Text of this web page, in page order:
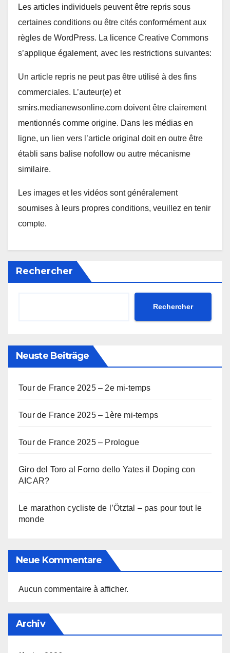
Les articles individuels peuvent être repris sous
certaines conditions ou être cités conformément aux
règles de WordPress. La licence Creative Commons
s’applique également, avec les restrictions suivantes:
Un article repris ne peut pas être utilisé à des fins
commerciales. L’auteur(e) et
smirs.medianewsonline.com doivent être clairement
mentionnés comme origine. Dans les médias en
ligne, un lien vers l’article original doit en outre être
établi sans balise nofollow ou autre mécanisme
similaire.
Les images et les vidéos sont généralement
soumises à leurs propres conditions, veuillez en tenir
compte.
Rechercher
Rechercher
Neuste Beiträge
Tour de France 2025 – 2e mi-temps
Tour de France 2025 – 1ère mi-temps
Tour de France 2025 – Prologue
Giro del Toro al Forno dello Yates il Doping con
AICAR?
Le marathon cycliste de l’Ötztal – pas pour tout le
monde
Neue Kommentare
Aucun commentaire à afficher.
Archiv